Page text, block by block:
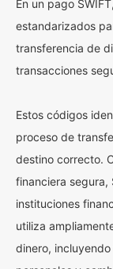
En un pago
estandarizados
transferencia de
transacciones
Estos códigos
proceso de
destino correcto.
financiera segura,
instituciones
utiliza
dinero,